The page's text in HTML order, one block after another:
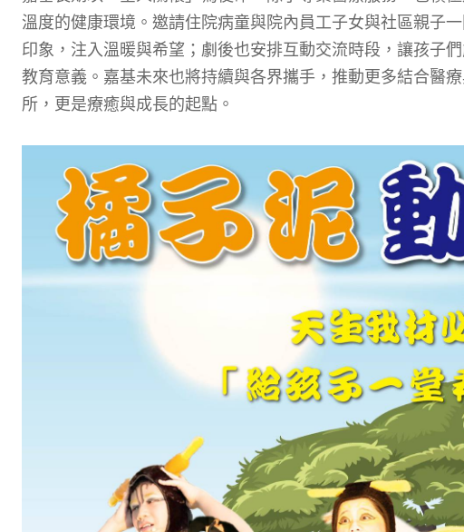
溫度的健康環境。邀請住院病童與院內員工子女與社區親子
印象，注入溫暖與希望；劇後也安排互動交流時段，讓孩子
教育意義。嘉基未來也將持續與各界攜手，推動更多結合醫
所，更是療癒與成長的起點。